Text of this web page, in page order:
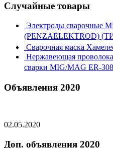
Случайные товары
Электроды сварочные
(PENZAELEKTROD)
Сварочная маска
Нержавеющая
сварки MIG/MAG ER-
Объявления 2020
02.05.2020
Доп. объявления 2020